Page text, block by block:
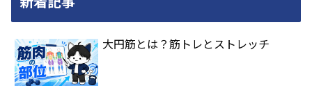
大円筋とは？筋トレとストレッチ